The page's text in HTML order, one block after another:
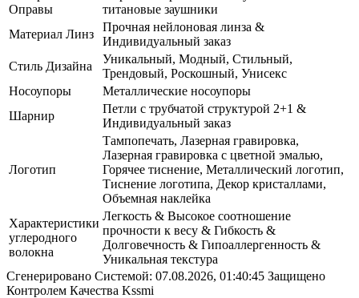
Оправы
титановые заушники
Материал Линз
Прочная нейлоновая линза &
Индивидуальный заказ
Стиль Дизайна
Уникальный, Модный, Стильный,
Трендовый, Роскошный, Унисекс
Носоупоры
Металлические носоупоры
Шарнир
Петли с трубчатой структурой 2+1 &
Индивидуальный заказ
Логотип
Тампопечать, Лазерная гравировка,
Лазерная гравировка с цветной эмалью,
Горячее тиснение, Металлический логотип,
Тиснение логотипа, Декор кристаллами,
Объемная наклейка
Характеристики
углеродного
волокна
Легкость & Высокое соотношение
прочности к весу & Гибкость &
Долговечность & Гипоаллергенность &
Уникальная текстура
Сгенерировано Системой: 07.08.2026, 01:40:45 Защищено
Контролем Качества Kssmi